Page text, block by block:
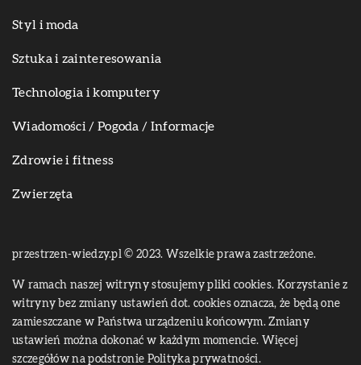
Styl i moda
Sztuka i zainteresowania
Technologia i komputery
Wiadomości / Pogoda / Informacje
Zdrowie i fitness
Zwierzęta
przestrzen-wiedzy.pl © 2023. Wszelkie prawa zastrzeżone.
W ramach naszej witryny stosujemy pliki cookies. Korzystanie z
witryny bez zmiany ustawień dot. cookies oznacza, że będą one
zamieszczane w Państwa urządzeniu końcowym. Zmiany
ustawień można dokonać w każdym momencie. Więcej
szczegółów na podstronie Polityka prywatności.